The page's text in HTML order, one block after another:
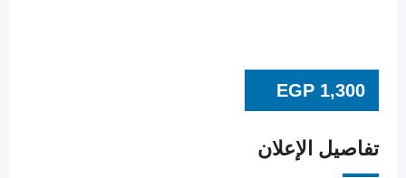
EGP 1,300
تفاصيل الإعلان